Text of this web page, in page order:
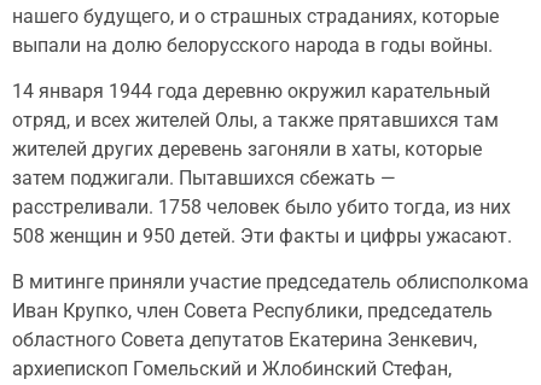
нашего будущего, и о страшных страданиях, которые
выпали на долю белорусского народа в годы войны.
14 января 1944 года деревню окружил карательный
отряд, и всех жителей Олы, а также прятавшихся там
жителей других деревень загоняли в хаты, которые
затем поджигали. Пытавшихся сбежать —
расстреливали. 1758 человек было убито тогда, из них
508 женщин и 950 детей. Эти факты и цифры ужасают.
В митинге приняли участие председатель облисполкома
Иван Крупко, член Совета Республики, председатель
областного Совета депутатов Екатерина Зенкевич,
архиепископ Гомельский и Жлобинский Стефан,